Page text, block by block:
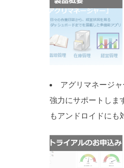
アグリマネージ
強力にサポートしま
もアンドロイドにも